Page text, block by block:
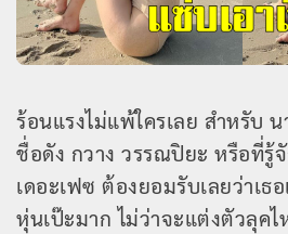
ร้อนแรงไม่แพ้ใครเลย สำหรับ
ชื่อดัง กวาง วรรณปิยะ หรือที่รู้
เดอะเฟซ ต้องยอมรับเลยว่าเ
หุ่นเป๊ะมาก ไม่ว่าจะแต่งตัวลุค